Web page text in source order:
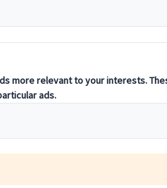
floración de los cerezos en
el máximo partido a tu viaje, en